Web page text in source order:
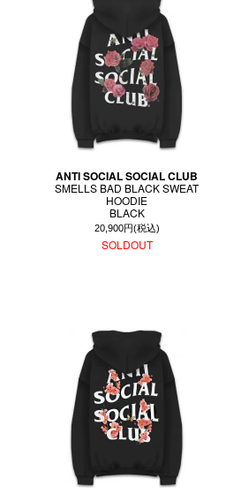
ANTI SOCIAL SOCIAL CLUB
SMELLS BAD BLACK SWEAT
HOODIE
BLACK
20,900円(税込)
SOLDOUT